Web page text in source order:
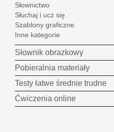
Słownictwo
Słuchaj i ucz się
Szablony graficzne
Inne kategorie
Słownik obrazkowy
Pobieralnia materiały
Testy łatwe średnie trudne
Ćwiczenia online